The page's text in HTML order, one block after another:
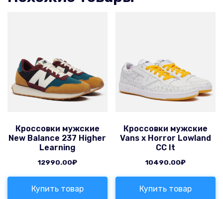
Кроссовки мужские
New Balance 237 Higher
Learning
12990.00₽
Купить товар
Кроссовки мужские
Vans x Horror Lowland
CC It
10490.00₽
Купить товар